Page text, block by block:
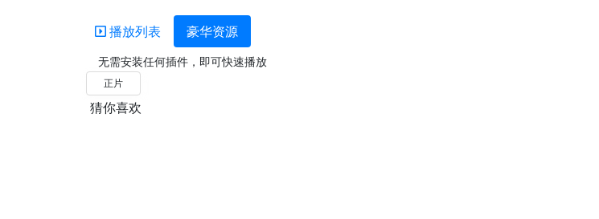
播放列表 豪华资源
无需安装任何插件，即可快速播放
正片
猜你喜欢